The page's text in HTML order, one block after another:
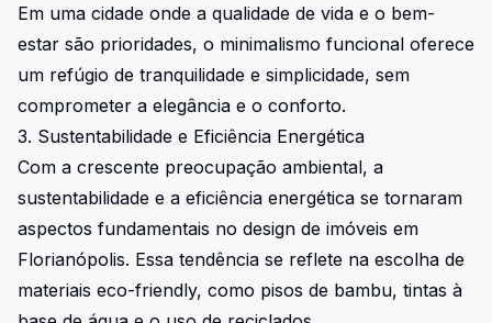
Em uma cidade onde a qualidade de vida e o bem-
estar são prioridades, o minimalismo funcional oferece
um refúgio de tranquilidade e simplicidade, sem
comprometer a elegância e o conforto.
3. Sustentabilidade e Eficiência Energética
Com a crescente preocupação ambiental, a
sustentabilidade e a eficiência energética se tornaram
aspectos fundamentais no design de imóveis em
Florianópolis. Essa tendência se reflete na escolha de
materiais eco-friendly, como pisos de bambu, tintas à